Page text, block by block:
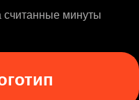
считанные минуты